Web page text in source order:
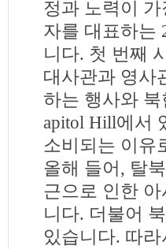
정과 노력이
자를 대표하는
니다. 첫 번째
대사관과 영사
하는 행사와
apitol Hill에서
소비되는 이유
올해 들어, 탈
근으로 인한
니다. 더불어
있습니다. 따